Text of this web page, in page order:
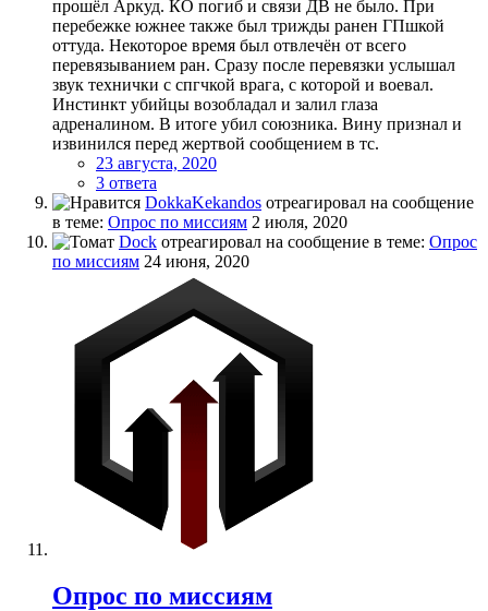
прошёл Аркуд. КО погиб и связи ДВ не было. При
перебежке южнее также был трижды ранен ГПшкой
оттуда. Некоторое время был отвлечён от всего
перевязыванием ран. Сразу после перевязки услышал
звук технички с спгчкой врага, с которой и воевал.
Инстинкт убийцы возобладал и залил глаза
адреналином. В итоге убил союзника. Вину признал и
извинился перед жертвой сообщением в тс.
23 августа, 2020
3 ответа
DokkaKekandos отреагировал на сообщение
в теме: Опрос по миссиям 2 июля, 2020
Dock отреагировал на сообщение в теме: Опрос
по миссиям 24 июня, 2020
Опрос по миссиям